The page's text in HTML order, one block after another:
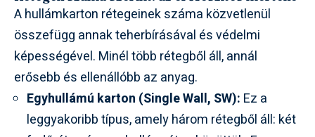
A hullámkarton rétegeinek száma közvetlenül
összefügg annak teherbírásával és védelmi
képességével. Minél több rétegből áll, annál
erősebb és ellenállóbb az anyag.
Egyhullámú karton (Single Wall, SW): Ez a
leggyakoribb típus, amely három rétegből áll: két